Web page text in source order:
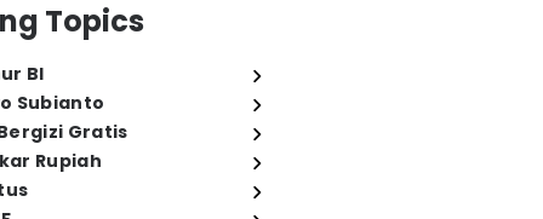
Topics
BI
Subianto
Gratis
Rupiah